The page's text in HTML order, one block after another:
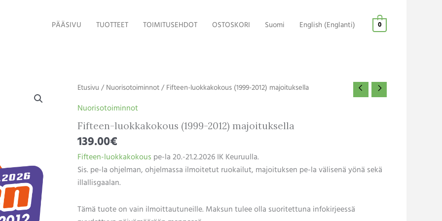
PÄÄSIVU TUOTTEET TOIMITUSEHDOT OSTOSKORI Suomi English ( Englanti) 0
Etusivu / Nuorisotoiminnot/ Fifteen-luokkakokous (1999-2012) majoituksella
Nuorisotoiminnot
Fifteen-luokkakokous (1999-2012) majoituksella
139.00€
Fifteen-luokkakokous pe-la 20.-21.2.2026 IK Keuruulla.
Sis. pe-la ohjelman, ohjelmassa ilmoitetut ruokailut, majoituksen pe-la välisenä yönä sekä
illallisgaalan.
Tämä tuote on vain ilmoittautuneille. Maksun tulee olla suoritettuna infokirjeessä
Fifteen-
2012)
majoituksella
määrä